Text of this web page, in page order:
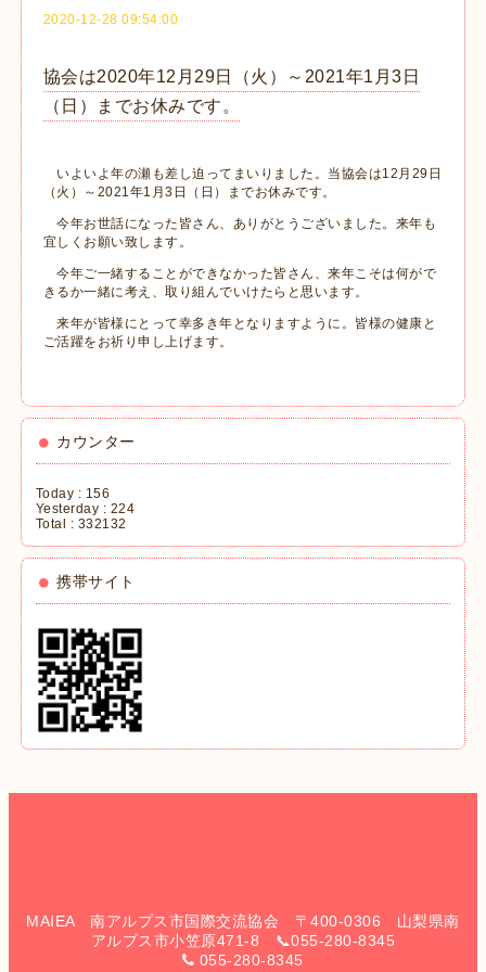
2020-12-28 09:54:00
協会は2020年12月29日（火）～2021年1月3日
（日）までお休みです。
いよいよ年の瀬も差し迫ってまいりました。当協会は12月29日
（火）～2021年1月3日（日）までお休みです。
今年お世話になった皆さん、ありがとうございました。来年も
宜しくお願い致します。
今年ご一緒することができなかった皆さん、来年こそは何がで
きるか一緒に考え、取り組んでいけたらと思います。
来年が皆様にとって幸多き年となりますように。皆様の健康と
ご活躍をお祈り申し上げます。
カウンター
Today : 156
Yesterday : 224
Total : 332132
携帯サイト
MAIEA 南アルプス市国際交流協会 〒400-0306 山梨県南
アルプス市小笠原471-8 📞055-280-8345
055-280-8345